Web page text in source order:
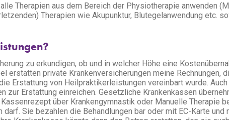
Therapien aus dem Bereich der Physiotherapie anwenden
Therapien wie Akupunktur, Blutegelanwendung etc.
zu erkundigen, ob und in welcher Höhe eine
erstatten private Krankenversicherungen meine Rechnungen,
Erstattung von Heilpraktikerleistungen vereinbart wurde.
zur Erstattung einreichen. Gesetzliche Krankenkassen
über Krankengymnastik oder Manuelle Therapie
Sie bezahlen die Behandlungen bar oder mit EC-Karte